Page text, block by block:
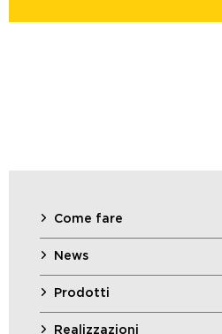
Come fare
News
Prodotti
Realizzazioni